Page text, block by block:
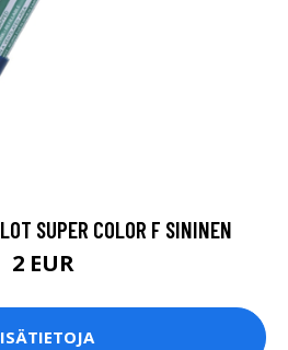
SUPER COLOR F SININEN
2 EUR